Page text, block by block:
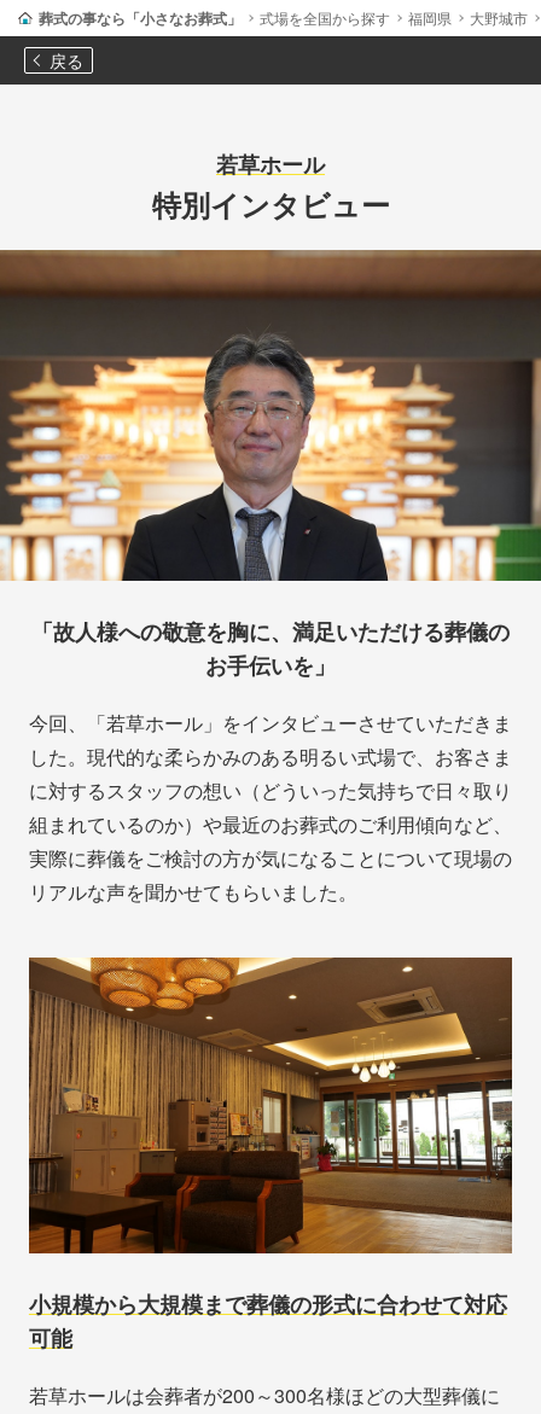
葬式の事なら「小さなお葬式」 式場を全国から探す 福岡県 大野城市
戻る
若草ホール
特別インタビュー
「故人様への敬意を胸に、満足いただける葬儀の
お手伝いを」
今回、「若草ホール」をインタビューさせていただきま
した。現代的な柔らかみのある明るい式場で、お客さま
に対するスタッフの想い（どういった気持ちで日々取り
組まれているのか）や最近のお葬式のご利用傾向など、
実際に葬儀をご検討の方が気になることについて現場の
リアルな声を聞かせてもらいました。
小規模から大規模まで葬儀の形式に合わせて対応
可能
若草ホールは会葬者が200～300名様ほどの大型葬儀に